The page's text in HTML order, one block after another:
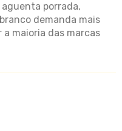
porrada,
demanda mais
maioria das marcas